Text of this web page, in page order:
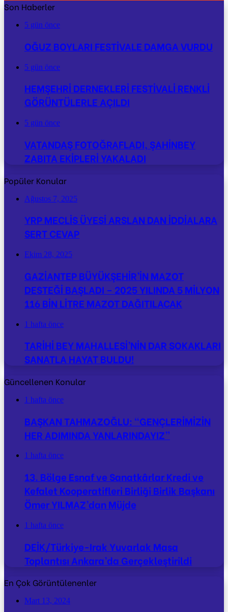
Son Haberler
5 gün önce
OĞUZ BOYLARI FESTİVALE DAMGA VURDU
5 gün önce
HEMŞEHRİ DERNEKLERİ FESTİVALİ RENKLİ
GÖRÜNTÜLERLE AÇILDI
5 gün önce
VATANDAŞ FOTOĞRAFLADI, ŞAHİNBEY
ZABITA EKİPLERİ YAKALADI
Popüler Konular
Ağustos 7, 2025
YRP MECLİS ÜYESİ ARSLAN DAN İDDİALARA
SERT CEVAP
Ekim 28, 2025
GAZİANTEP BÜYÜKŞEHİR’İN MAZOT
DESTEĞİ BAŞLADI – 2025 YILINDA 5 MİLYON
116 BİN LİTRE MAZOT DAĞITILACAK
1 hafta önce
TARİHİ BEY MAHALLESİ’NİN DAR SOKAKLARI
SANATLA HAYAT BULDU!
Güncellenen Konular
1 hafta önce
BAŞKAN TAHMAZOĞLU: “GENÇLERİMİZİN
HER ADIMINDA YANLARINDAYIZ”
1 hafta önce
13. Bölge Esnaf ve Sanatkârlar Kredi ve
Kefalet Kooperatifleri Birliği Birlik Başkanı
Ömer YILMAZ’dan Müjde
1 hafta önce
DEİK/Türkiye-Irak Yuvarlak Masa
Toplantısı Ankara’da Gerçekleştirildi
En Çok Görüntülenenler
Mart 13, 2024